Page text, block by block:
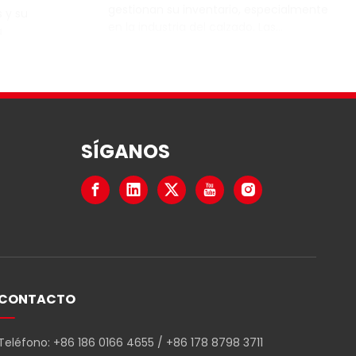
individuales, lo que permite un fácil
SÍGANOS
+86 186 0166 4655 / +86 178 8798 3711